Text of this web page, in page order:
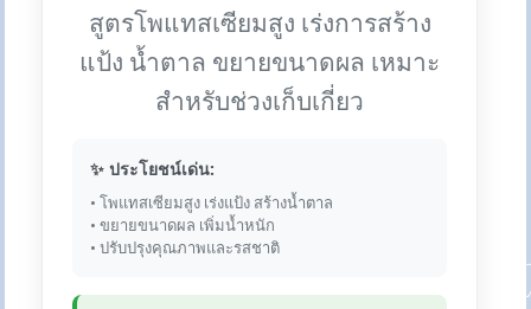
สูตรโพแทสเซียมสูง เร่งการสร้าง
แป้ง น้ำตาล ขยายขนาดผล เหมาะ
สำหรับช่วงเก็บเกี่ยว
✨ ประโยชน์เด่น:
• โพแทสเซียมสูง เร่งแป้ง สร้างน้ำตาล
• ขยายขนาดผล เพิ่มน้ำหนัก
• ปรับปรุงคุณภาพและรสชาติ